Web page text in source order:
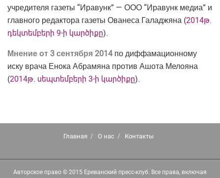
учредителя газеты “Иравунк” — ООО “Иравунк медиа” и
главного редактора газеты Ованеса Галаджяна (2014թ.
դեկտեմբերի 9-ի կարծիքը).
Мнение от 3 сентября 2014по диффамационному
иску врача Енока Абрамяна против Ашота Мелояна
(2014թ. սեպտեմբերի 3-ի կարծիքը).
Главная О нас Контакты
Авторское право © 2015 Ереванский пресс-клуб. Все права, включая